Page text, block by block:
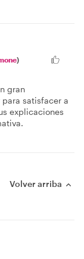
)
gran
satisfacer a
explicaciones
Volver arriba